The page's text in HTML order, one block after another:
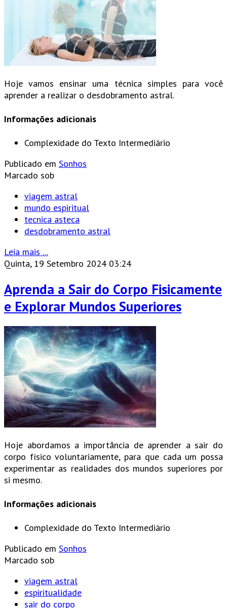
Hoje vamos ensinar uma técnica simples para você
aprender a realizar o desdobramento astral.
Informações adicionais
Complexidade do Texto Intermediário
Publicado em Sonhos
Marcado sob
viagem astral
mundo espiritual
tecnica asteca
desdobramento astral
Leia mais ...
Quinta, 19 Setembro 2024 03:24
Aprenda a Sair do Corpo Fisicamente
e Explorar Mundos Superiores
Hoje abordamos a importância de aprender a sair do
corpo físico voluntariamente, para que cada um possa
experimentar as realidades dos mundos superiores por
si mesmo.
Informações adicionais
Complexidade do Texto Intermediário
Publicado em Sonhos
Marcado sob
viagem astral
espiritualidade
sair do corpo